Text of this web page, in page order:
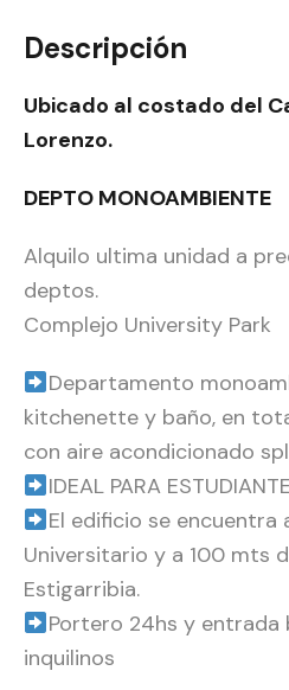
Descripción
Ubicado al costado del
Lorenzo.
DEPTO MONOAMBIENTE
Alquilo ultima unidad a
deptos.
Complejo University Park
Departamento
kitchenette y baño, en
con aire acondicionado
IDEAL PARA
El edificio se encuentra
Universitario y a 100 mts
Estigarribia.
Portero 24hs y
inquilinos